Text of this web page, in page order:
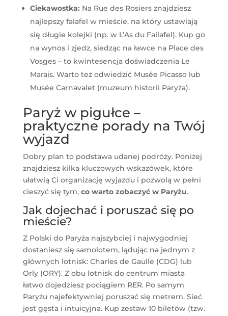
Ciekawostka: Na Rue des Rosiers znajdziesz
najlepszy falafel w mieście, na który ustawiają
się długie kolejki (np. w L’As du Fallafel). Kup go
na wynos i zjedz, siedząc na ławce na Place des
Vosges – to kwintesencja doświadczenia Le
Marais. Warto też odwiedzić Musée Picasso lub
Musée Carnavalet (muzeum historii Paryża).
Paryż w pigułce –
praktyczne porady na Twój
wyjazd
Dobry plan to podstawa udanej podróży. Poniżej
znajdziesz kilka kluczowych wskazówek, które
ułatwią Ci organizację wyjazdu i pozwolą w pełni
cieszyć się tym, co warto zobaczyć w Paryżu.
Jak dojechać i poruszać się po
mieście?
Z Polski do Paryża najszybciej i najwygodniej
dostaniesz się samolotem, lądując na jednym z
głównych lotnisk: Charles de Gaulle (CDG) lub
Orly (ORY). Z obu lotnisk do centrum miasta
łatwo dojedziesz pociągiem RER. Po samym
Paryżu najefektywniej poruszać się metrem. Sieć
jest gęsta i intuicyjna. Kup zestaw 10 biletów (tzw.